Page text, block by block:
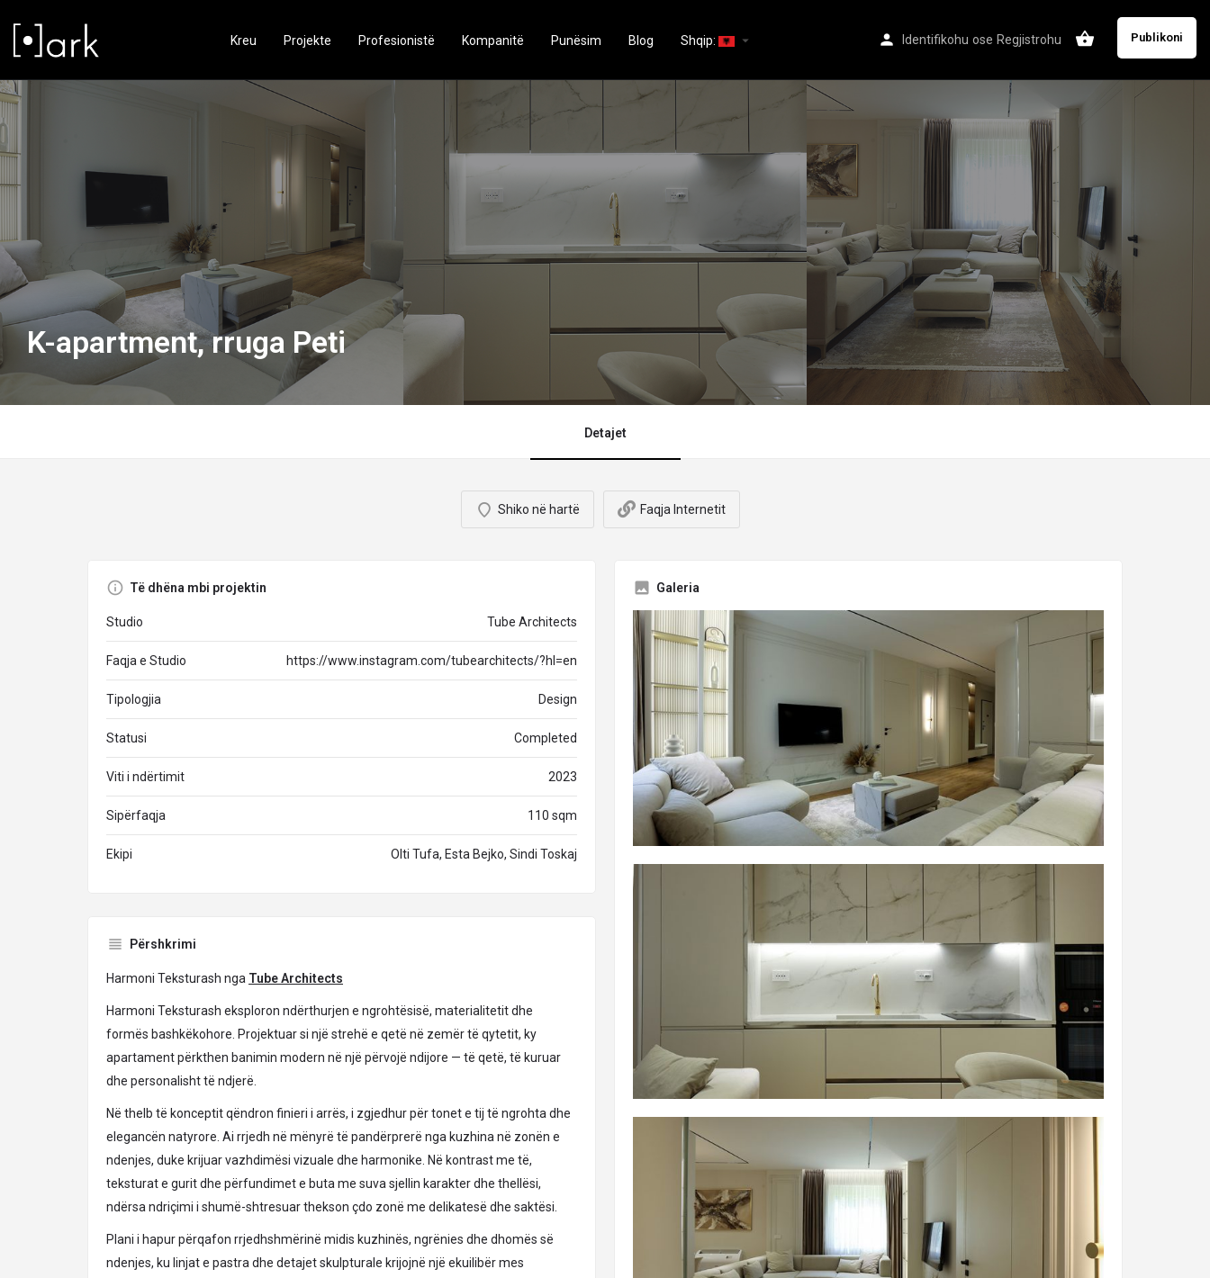
Identifikohu ose Regjistrohu Publikoni
Kreu Projekte Profesionistë Kompanitë Punësim Blog Shqip: arrow_drop_down
K-apartment, rruga Peti
Detajet
Shiko në hartë Faqja Internetit
Të dhëna mbi projektin
Studio Tube Architects
Faqja e Studio https://www.instagram.com/tubearchitects/?hl=en
Tipologjia Design
Statusi Completed
Viti i ndërtimit 2023
Sipërfaqja 110 sqm
Ekipi Olti Tufa, Esta Bejko, Sindi Toskaj
Përshkrimi
Harmoni Teksturash nga Tube Architects
Harmoni Teksturash eksploron ndërthurjen e ngrohtësisë, materialitetit dhe
formës bashkëkohore. Projektuar si një strehë e qetë në zemër të qytetit, ky
apartament përkthen banimin modern në një përvojë ndijore — të qetë, të kuruar
dhe personalisht të ndjerë.
Në thelb të konceptit qëndron finieri i arrës, i zgjedhur për tonet e tij të ngrohta dhe
elegancën natyrore. Ai rrjedh në mënyrë të pandërprerë nga kuzhina në zonën e
ndenjes, duke krijuar vazhdimësi vizuale dhe harmonike. Në kontrast me të,
teksturat e gurit dhe përfundimet e buta me suva sjellin karakter dhe thellësi,
ndërsa ndriçimi i shumë-shtresuar thekson çdo zonë me delikatesë dhe saktësi.
Plani i hapur përqafon rrjedhshmërinë midis kuzhinës, ngrënies dhe dhomës së
ndenjes, ku linjat e pastra dhe detajet skulpturale krijojnë një ekuilibër mes
Galeria